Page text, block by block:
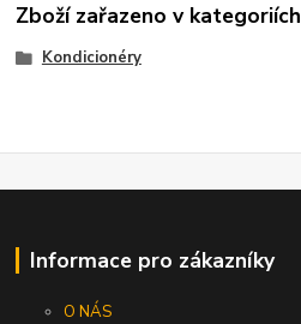
Zboží zařazeno v kategoriích
Kondicionéry
Informace pro zákazníky
O NÁS